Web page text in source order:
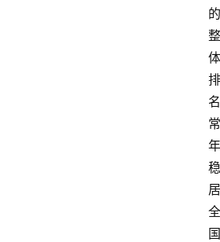
的
整
体
排
名
常
年
稳
居
全
国